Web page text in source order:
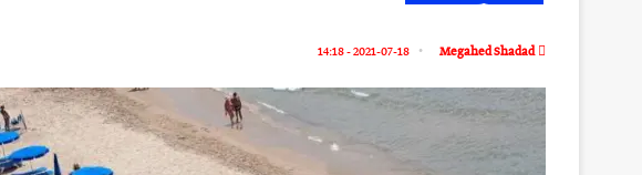
Megahed Shadad
2021-07-18 - 14:18